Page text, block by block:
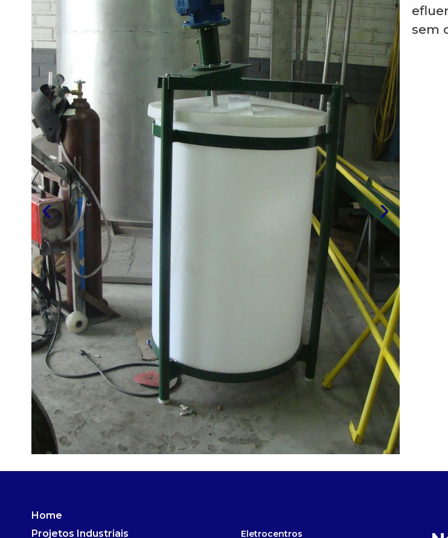
sem
Home
Projetos Industriais
Eletrocentros